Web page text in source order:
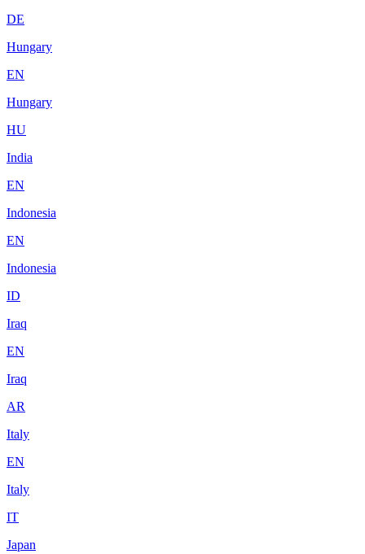
DE
Hungary
EN
Hungary
HU
India
EN
Indonesia
EN
Indonesia
ID
Iraq
EN
Iraq
AR
Italy
EN
Italy
IT
Japan